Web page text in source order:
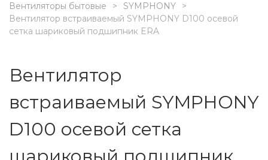
Вентиляторы бытовые
SYMPHONY
Вентилятор встраиваемый SYMPHONY D100 осевой
сетка шариковый подшипник ERA
Вентилятор
встраиваемый SYMPHONY
D100 осевой сетка